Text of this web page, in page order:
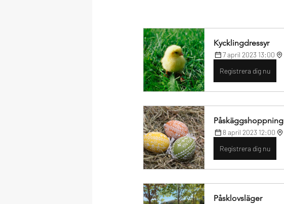
Kycklingdressyr
7 april 2023 13:00
Registrera dig nu
Påskäggshoppning
8 april 2023 12:00
Registrera dig nu
Påsklovsläger